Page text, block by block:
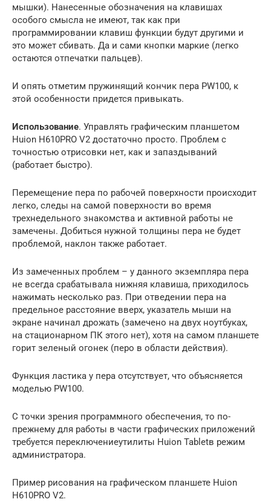
мышки). Нанесенные обозначения на клавишах
особого смысла не имеют, так как при
программировании клавиш функции будут другими и
это может сбивать. Да и сами кнопки маркие (легко
остаются отпечатки пальцев).
И опять отметим пружинящий кончик пера PW100, к
этой особенности придется привыкать.
Использование. Управлять графическим планшетом
Huion H610PRO V2 достаточно просто. Проблем с
точностью отрисовки нет, как и запаздываний
(работает быстро).
Перемещение пера по рабочей поверхности происходит
легко, следы на самой поверхности во время
трехнедельного знакомства и активной работы не
замечены. Добиться нужной толщины пера не будет
проблемой, наклон также работает.
Из замеченных проблем – у данного экземпляра пера
не всегда срабатывала нижняя клавиша, приходилось
нажимать несколько раз. При отведении пера на
предельное расстояние вверх, указатель мыши на
экране начинал дрожать (замечено на двух ноутбуках,
на стационарном ПК этого нет), хотя на самом планшете
горит зеленый огонек (перо в области действия).
Функция ластика у пера отсутствует, что объясняется
моделью PW100.
С точки зрения программного обеспечения, то по-
прежнему для работы в части графических приложений
требуется переключениеутилиты Huion Tabletв режим
администратора.
Пример рисования на графическом планшете Huion
H610PRO V2.